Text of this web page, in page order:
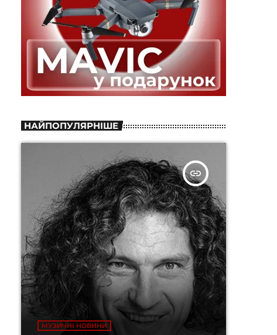
НАЙПОПУЛЯРНІШЕ
insert_link
МУЗИЧНІ НОВИНИ